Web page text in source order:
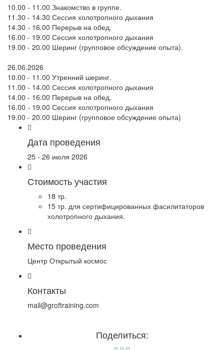
10.00 - 11.00 Знакомство в группе.
11.30 - 14.30 Сессия холотропного дыхания
14.30 - 16.00 Перерыв на обед.
16.00 - 19.00 Сессия холотропного дыхания
19.00 - 20.00 Шеринг (групповое обсуждение опыта).
26.06.2026
10.00 - 11.00 Утренний шеринг.
11.00 - 14.00 Сессия холотропного дыхания
14.00 - 16.00 Перерыв на обед.
16.00 - 19.00 Сессия холотропного дыхания
19.00 - 20.00 Шеринг (групповое обсуждение опыта)
Дата проведения
25 - 26 июля 2026
Стоимость участия
18 тр.
15 тр. для сертифицированных фасилитаторов
холотропного дыхания.
Место проведения
Центр Открытый космос
Контакты
mail@groftraining.com
Поделиться: